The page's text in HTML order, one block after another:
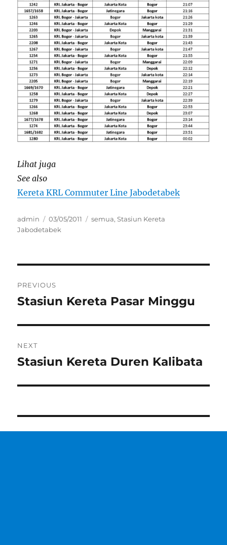
Lihat juga
See also
Kereta KRL Commuter Line Jabodetabek
Author
admin
Posted
on
03/05/2011 Categories
semua,Stasiun Kereta
Jabodetabek
navigation
PREVIOUS
Previous
Stasiun Kereta Pasar Minggu
NEXT
Next
Stasiun Kereta Duren Kalibata